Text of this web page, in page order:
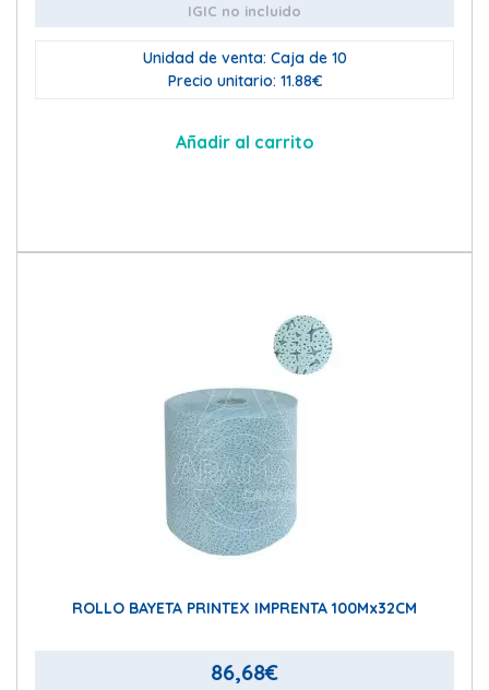
IGIC no incluido
Unidad de venta: Caja de 10
Precio unitario: 11.88€
Añadir al carrito
ROLLO BAYETA PRINTEX IMPRENTA 100Mx32CM
86,68€